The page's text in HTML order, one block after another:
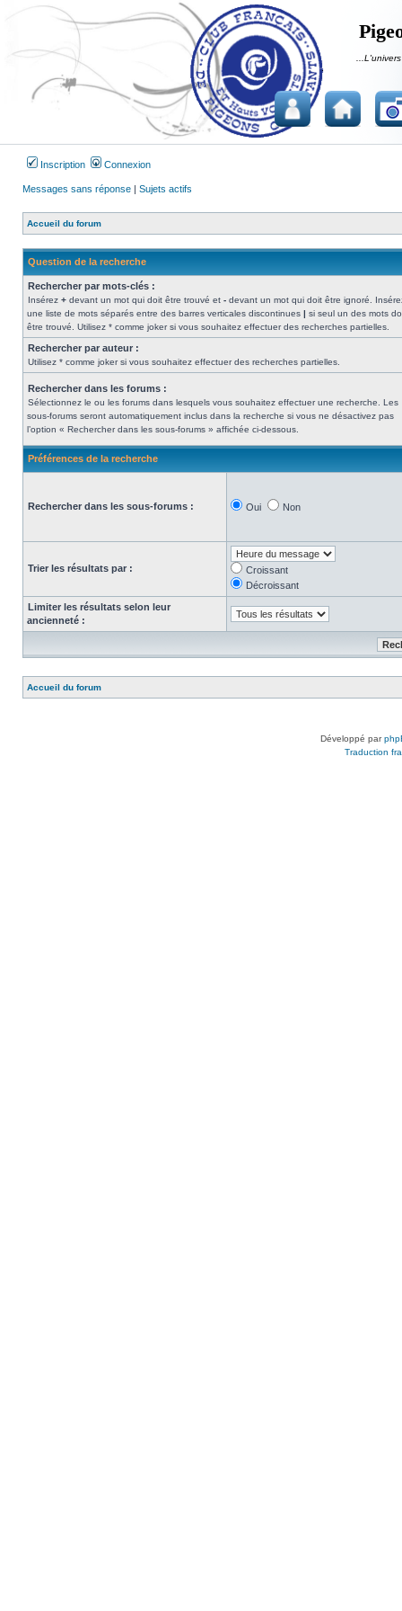
Inscription Connexion
Messages sans réponse | Sujets actifs
Accueil du forum
Question de la recherche
Rechercher par mots-clés :
Insérez + devant un mot qui doit être trouvé et - devant un mot qui doit être ignoré.
une liste de mots séparés entre des barres verticales discontinues | si seul un des mots
être trouvé. Utilisez * comme joker si vous souhaitez effectuer des recherches partielles.
Rechercher par auteur :
Utilisez * comme joker si vous souhaitez effectuer des recherches partielles.
Rechercher dans les forums :
Sélectionnez le ou les forums dans lesquels vous souhaitez effectuer une recherche. Les
sous-forums seront automatiquement inclus dans la recherche si vous ne désactivez pas
l’option « Rechercher dans les sous-forums » affichée ci-dessous.
Préférences de la recherche
Rechercher dans les sous-forums : Oui Non
Trier les résultats par :
Croissant
Décroissant
Limiter les résultats selon leur
ancienneté :
Accueil du forum
Développé par
Traduction